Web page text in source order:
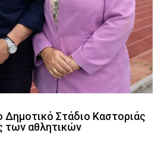
Δημοτικό Στάδιο Καστοριάς
των αθλητικών